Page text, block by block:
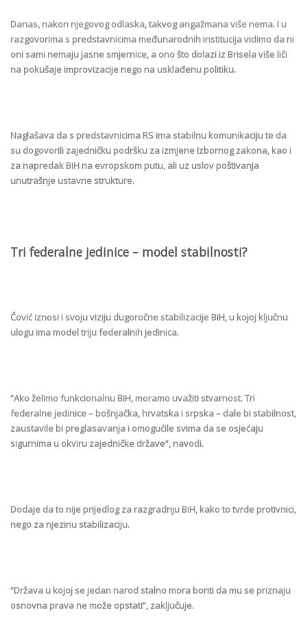
Danas, nakon njegovog odlaska, takvog angažmana više nema. I u
razgovorima s predstavnicima međunarodnih institucija vidimo da ni
oni sami nemaju jasne smjernice, a ono što dolazi iz Brisela više liči
na pokušaje improvizacije nego na usklađenu politiku.
Naglašava da s predstavnicima RS ima stabilnu komunikaciju te da
su dogovorili zajedničku podršku za izmjene Izbornog zakona, kao i
za napredak BiH na evropskom putu, ali uz uslov poštivanja
unutrašnje ustavne strukture.
Tri federalne jedinice – model stabilnosti?
Čović iznosi i svoju viziju dugoročne stabilizacije BiH, u kojoj ključnu
ulogu ima model triju federalnih jedinica.
“Ako želimo funkcionalnu BiH, moramo uvažiti stvarnost. Tri
federalne jedinice – bošnjačka, hrvatska i srpska – dale bi stabilnost,
zaustavile bi preglasavanja i omogućile svima da se osjećaju
sigurnima u okviru zajedničke države”, navodi.
Dodaje da to nije prijedlog za razgradnju BiH, kako to tvrde protivnici,
nego za njezinu stabilizaciju.
“Država u kojoj se jedan narod stalno mora boriti da mu se priznaju
osnovna prava ne može opstati”, zaključuje.